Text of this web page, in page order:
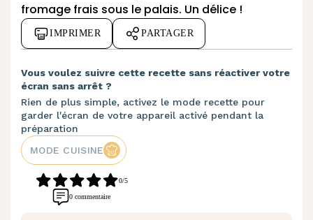
fromage frais sous le palais. Un délice !
IMPRIMER PARTAGER
Vous voulez suivre cette recette sans réactiver votre
écran sans arrêt ?
Rien de plus simple, activez le mode recette pour
garder l'écran de votre appareil activé pendant la
préparation
MODE CUISINE
0/5
0 commentaire